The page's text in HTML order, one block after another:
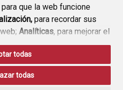
que la web funcione
para recordar sus
Analíticas, para mejorar el
sus servicios.
“Aceptar todas”
uso. Si pulsa el botón
todas
todas